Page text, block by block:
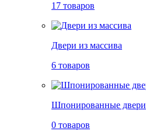
17 товаров
Двери из массива
6 товаров
Шпонированные двери
0 товаров